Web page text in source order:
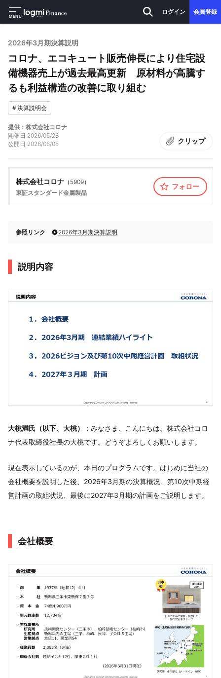
MENU
ログイン 会員登録
2026年3月期決算説明
コロナ、エコキュート販売伸長により住宅設
備機器売上が過去最高更新 原材料が高騰す
るも利益構造の改善に取り組む
#決算説明会
提供：株式会社コロナ
開催日 2026/05/28
公開日 2026/06/05 クリップ
株式会社コロナ （ 5909）
東証スタンダード金属製品
フォロー
参照リンク 2026年3月期決算説明
説明内容
大桃満氏（以下、大桃）
：みなさま、こんにちは。株式会社コロ
ナ代表取締役社長の大桃です。どうぞよろしくお願いします。
現在表示しているのが、本日のプログラムです。はじめに当社の
会社概要を説明した後、2026年3月期の決算概況、第10次中期経
営計画の取組状況、最後に2027年3月期の計画をご説明します。
会社概要